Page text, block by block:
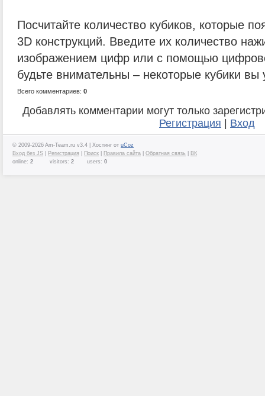
Посчитайте количество кубиков, которые
3D конструкций. Введите их количество
изображением цифр или с помощью
будьте внимательны – некоторые кубики вы
Всего комментариев: 0
Добавлять комментарии могут только
Регистрация
Вход
© 2009-2026 Am-Team.ru v3.4 | Хостинг от uCoz
Вход без JS
Регистрация Поиск Правила сайта Обратная связь
ВК
online: 2 visitors: 2 users: 0